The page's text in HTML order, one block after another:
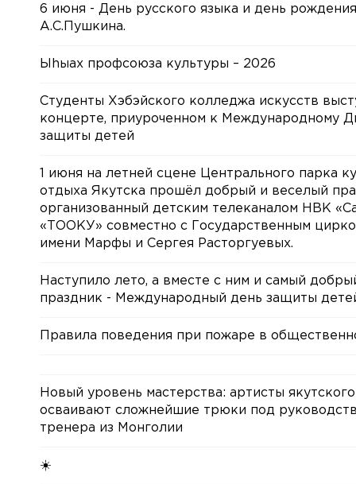
6 июня - День русского языка и день рождения
А.С.Пушкина.
Ыhыах профсоюза культуры – 2026
Студенты Хэбэйского колледжа искусств
концерте, приуроченном к Международному
защиты детей
1 июня на летней сцене Центрального парка
отдыха Якутска прошёл добрый и веселый
организованный детским телеканалом НВК
«ТООКУ» совместно с Государственным
имени Марфы и Сергея Расторгуевых.
Наступило лето, а вместе с ним и самый
праздник - Международный день защиты
Правила поведения при пожаре в
Новый уровень мастерства: артисты
осваивают сложнейшие трюки под
тренера из Монголии
☀️